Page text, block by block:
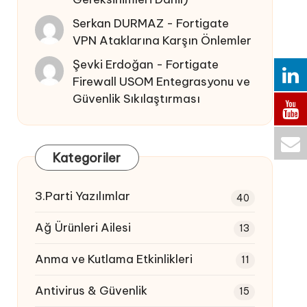
Serkan DURMAZ - Fortigate
VPN Ataklarına Karşın Önlemler
Şevki Erdoğan - Fortigate
Firewall USOM Entegrasyonu ve
Güvenlik Sıkılaştırması
Kategoriler
3.Parti Yazılımlar 40
Ağ Ürünleri Ailesi 13
Anma ve Kutlama Etkinlikleri 11
Antivirus & Güvenlik 15